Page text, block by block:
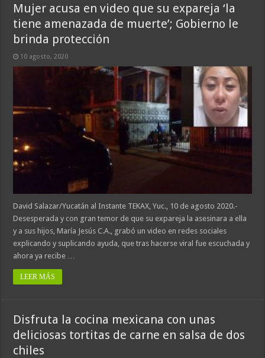
Mujer acusa en video que su expareja ‘la
tiene amenazada de muerte’; Gobierno le
brinda protección
10 agosto, 2020
David Salazar/Yucatán al Instante TEKAX, Yuc., 10 de agosto 2020.-
Desesperada y con gran temor de que su expareja la asesinara a ella
y a sus hijos, María Jesús C.A., grabó un video en redes sociales
explicando y suplicando ayuda, que tras hacerse viral fue escuchada y
ahora ya recibe …
LEER MÁS
Disfruta la cocina mexicana con unas
deliciosas tortitas de carne en salsa de dos
chiles